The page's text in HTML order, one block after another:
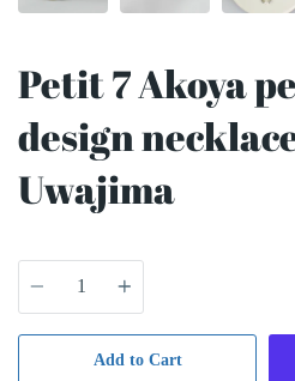
Petit 7 Akoya
design
Uwajima
Quantity
Add to Cart